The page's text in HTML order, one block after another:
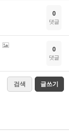
0
댓글
0
댓글
검색 글쓰기